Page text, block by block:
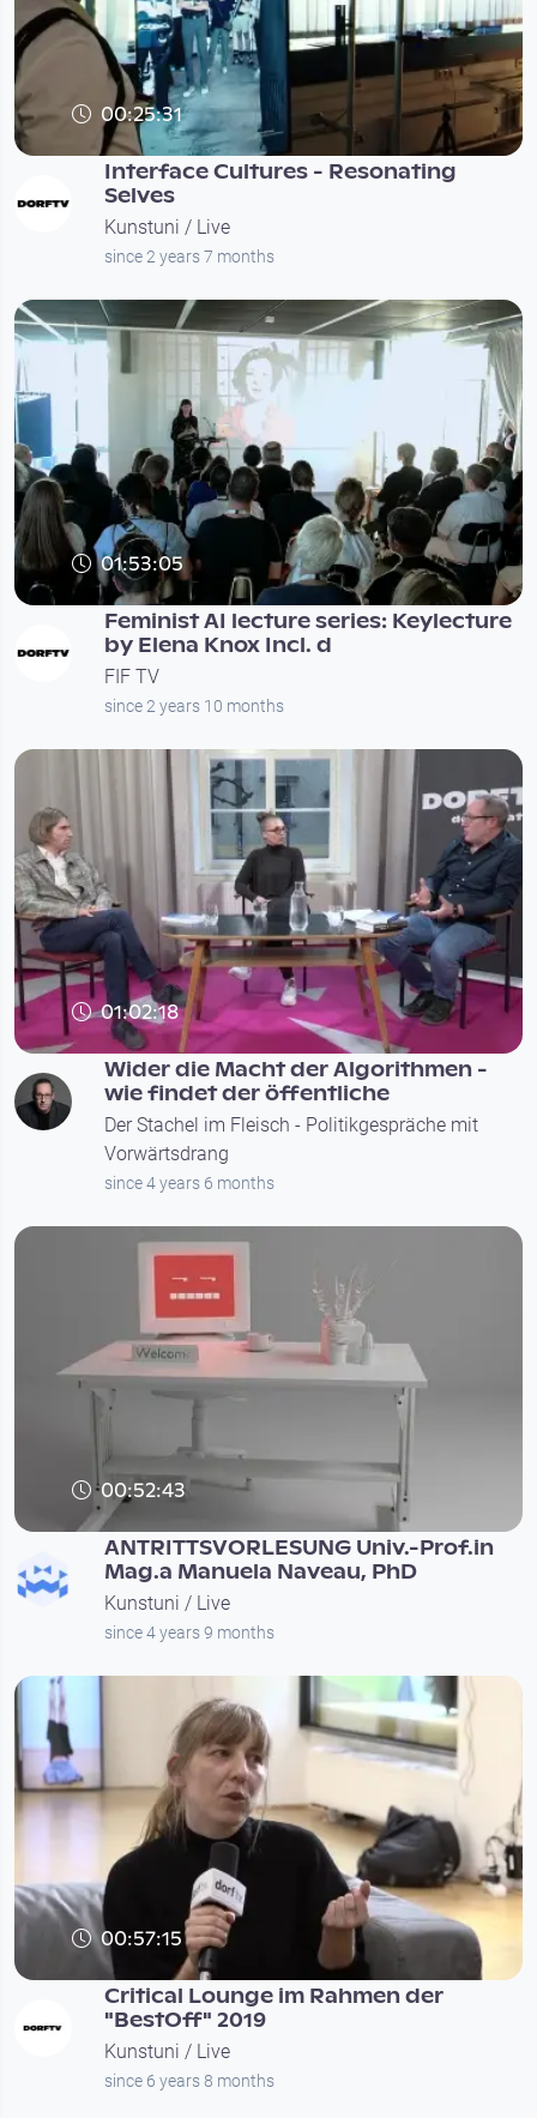
00:25:31
Interface Cultures - Resonating
Selves
Kunstuni / Live
since 2 years 7 months
01:53:05
Feminist AI lecture series: Keylecture
by Elena Knox Incl. d
FIF TV
since 2 years 10 months
01:02:18
Wider die Macht der Algorithmen -
wie findet der öffentliche
Der Stachel im Fleisch - Politikgespräche mit
Vorwärtsdrang
since 4 years 6 months
00:52:43
ANTRITTSVORLESUNG Univ.-Prof.in
Mag.a Manuela Naveau, PhD
Kunstuni / Live
since 4 years 9 months
00:57:15
Critical Lounge im Rahmen der
"BestOff" 2019
Kunstuni / Live
since 6 years 8 months